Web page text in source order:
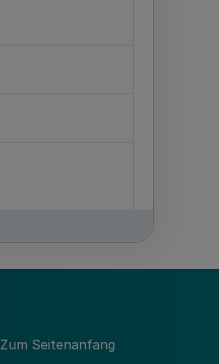
Zum Seitenanfang